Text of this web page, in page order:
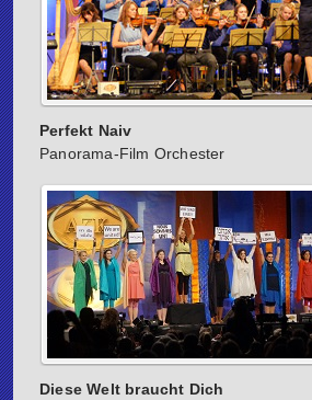
Perfekt Naiv
Panorama-Film Orchester
Diese Welt braucht Dich